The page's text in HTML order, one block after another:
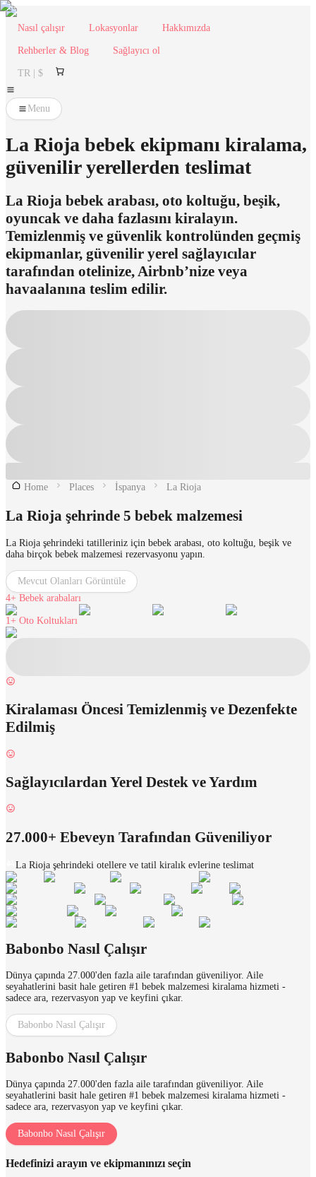
Nasıl çalışır Lokasyonlar Hakkımızda
Rehberler & Blog Sağlayıcı ol
TR | $
Menu
La Rioja bebek ekipmanı kiralama,
güvenilir yerellerden teslimat
La Rioja bebek arabası, oto koltuğu, beşik,
oyuncak ve daha fazlasını kiralayın.
Temizlenmiş ve güvenlik kontrolünden geçmiş
ekipmanlar, güvenilir yerel sağlayıcılar
tarafından otelinize, Airbnb’nize veya
havaalanına teslim edilir.
Home Places İspanya La Rioja
La Rioja şehrinde 5 bebek malzemesi
La Rioja şehrindeki tatilleriniz için bebek arabası, oto koltuğu, beşik ve
daha birçok bebek malzemesi rezervasyonu yapın.
Mevcut Olanları Görüntüle
4+ Bebek arabaları
1+ Oto Koltukları
Kiralaması Öncesi Temizlenmiş ve Dezenfekte
Edilmiş
Sağlayıcılardan Yerel Destek ve Yardım
27.000+ Ebeveyn Tarafından Güveniliyor
La Rioja şehrindeki otellere ve tatil kiralık evlerine teslimat
Babonbo Nasıl Çalışır
Dünya çapında 27.000'den fazla aile tarafından güveniliyor. Aile
seyahatlerini basit hale getiren #1 bebek malzemesi kiralama hizmeti -
sadece ara, rezervasyon yap ve keyfini çıkar.
Babonbo Nasıl Çalışır
Babonbo Nasıl Çalışır
Dünya çapında 27.000'den fazla aile tarafından güveniliyor. Aile
seyahatlerini basit hale getiren #1 bebek malzemesi kiralama hizmeti -
sadece ara, rezervasyon yap ve keyfini çıkar.
Babonbo Nasıl Çalışır
Hedefinizi arayın ve ekipmanınızı seçin